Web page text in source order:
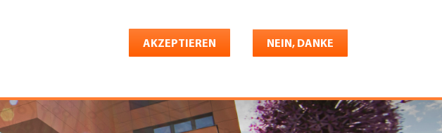
AKZEPTIEREN NEIN, DANKE
Jobs & Karriere Shop Konto Deutsch